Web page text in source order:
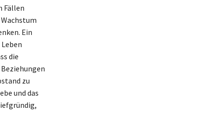
Fällen
Ein
die
zu
und das